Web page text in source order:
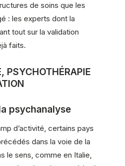
de soins que les
: les experts dont la
tout sur la validation
faits.
PSYCHOTHÉRAPIE
psychanalyse
d’activité, certains pays
dans la voie de la
le sens, comme en Italie,